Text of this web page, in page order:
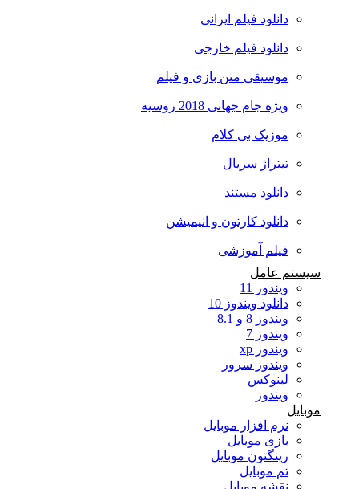
دانلود فیلم ایرانی
دانلود فیلم خارجی
موسیقی متن بازی و فیلم
ویژه جام جهانی 2018 روسیه
موزیک بی کلام
تیتراژ سریال
دانلود مستند
دانلود کارتون و انیمیشن
فیلم آموزشی
سیستم عامل
ویندوز 11
دانلود ویندوز 10
ویندوز 8 و 8.1
ویندوز 7
ویندوز xp
ویندوز سرور
لینوکس
ویندوز
نرم افزار موبایل
بازی موبایل
رینگتون موبایل
تم موبایل
نقشه موبایل